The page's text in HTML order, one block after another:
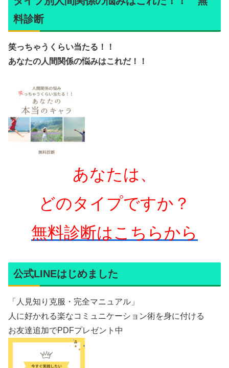
料診断
笑っちゃうくらい当たる！！
あなたの人間関係の悩みはこれだ！！
あなたは、
どのタイプですか？
無料診断はこちらから
公式LINEはじめました
「人見知り克服・完全マニュアル」
人に好かれる楽なコミュニケーション術を身に付ける
お友達追加でPDFプレゼント中